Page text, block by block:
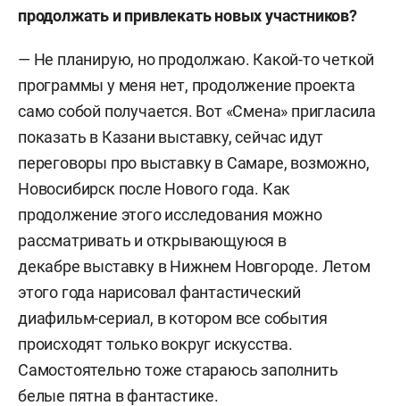
продолжать и привлекать новых участников?
— Не планирую, но продолжаю. Какой-то четкой
программы у меня нет, продолжение проекта
само собой получается. Вот «Смена» пригласила
показать в Казани выставку, сейчас идут
переговоры про выставку в Самаре, возможно,
Новосибирск после Нового года. Как
продолжение этого исследования можно
рассматривать и открывающуюся в
декабре выставку в Нижнем Новгороде. Летом
этого года нарисовал фантастический
диафильм-сериал, в котором все события
происходят только вокруг искусства.
Самостоятельно тоже стараюсь заполнить
белые пятна в фантастике.